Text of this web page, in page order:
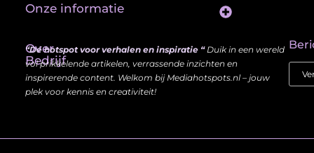
Over
Bedrijf
“Dé hotspot voor verhalen en inspiratie “Duik in een wereld
vol prikkelende artikelen, verrassende inzichten en
inspirerende content. Welkom bij Mediahotspots.nl – jouw
plek voor kennis en creativiteit!
Onze informatie